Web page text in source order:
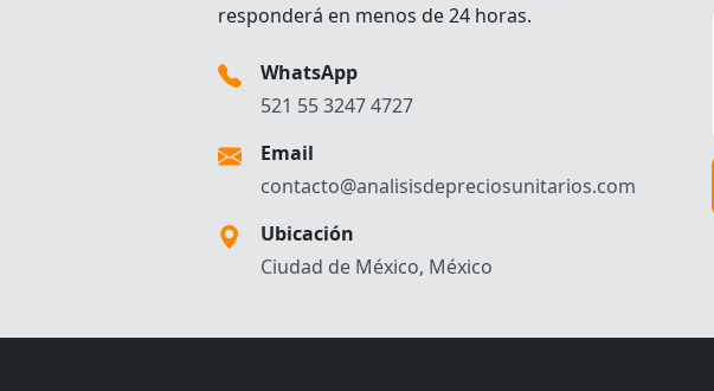
responderá en menos de 24 horas.
WhatsApp
521 55 3247 4727
Email
contacto@analisisdepreciosunitarios.com
Ubicación
Ciudad de México, México